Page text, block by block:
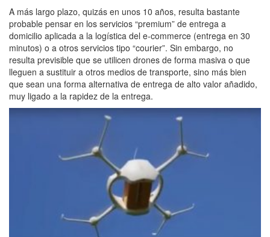
A más largo plazo, quizás en unos 10 años, resulta bastante
probable pensar en los servicios “premium” de entrega a
domicilio aplicada a la logística del e-commerce (entrega en 30
minutos) o a otros servicios tipo “courier”. Sin embargo, no
resulta previsible que se utilicen drones de forma masiva o que
lleguen a sustituir a otros medios de transporte, sino más bien
que sean una forma alternativa de entrega de alto valor añadido,
muy ligado a la rapidez de la entrega.